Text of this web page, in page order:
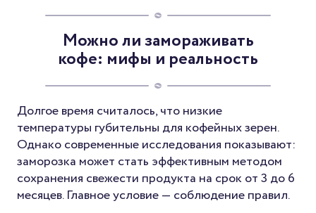
Можно ли замораживать
кофе: мифы и реальность
Долгое время считалось, что низкие
температуры губительны для кофейных зерен.
Однако современные исследования показывают:
заморозка может стать эффективным методом
сохранения свежести продукта на срок от 3 до 6
месяцев. Главное условие — соблюдение правил.